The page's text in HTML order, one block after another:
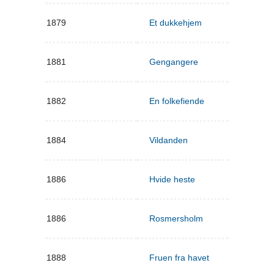
1879 Et dukkehjem
1881 Gengangere
1882 En folkefiende
1884 Vildanden
1886 Hvide heste
1886 Rosmersholm
1888 Fruen fra havet